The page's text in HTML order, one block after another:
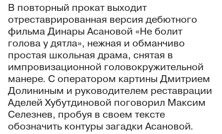
В повторный прокат выходит
отреставрированная версия дебютного
фильма Динары Асановой «Не болит
голова у дятла», нежная и обманчиво
простая школьная драма, снятая в
импровизационной головокружительной
манере. С оператором картины Дмитрием
Долининым и руководителем реставрации
Аделей Хубутдиновой поговорил Максим
Селезнев, пробуя в своем тексте
обозначить контуры загадки Асановой.